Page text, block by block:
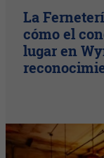
La
cómo el
lugar en